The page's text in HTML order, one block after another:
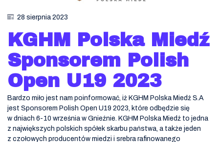
28 sierpnia 2023
KGHM Polska Miedź
Sponsorem Polish
Open U19 2023
Bardzo miło jest nam poinformować, iż KGHM Polska Miedź S.A
jest Sponsorem Polish Open U19 2023, które odbędzie się
w dniach 6-10 września w Gnieźnie. KGHM Polska Miedź to jedna
z największych polskich spółek skarbu państwa, a także jeden
z czołowych producentów miedzi i srebra rafinowanego